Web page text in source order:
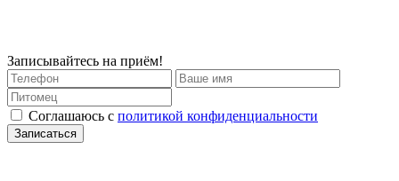
Записывайтесь на приём!
Соглашаюсь с политикой конфиденциальности
Записаться